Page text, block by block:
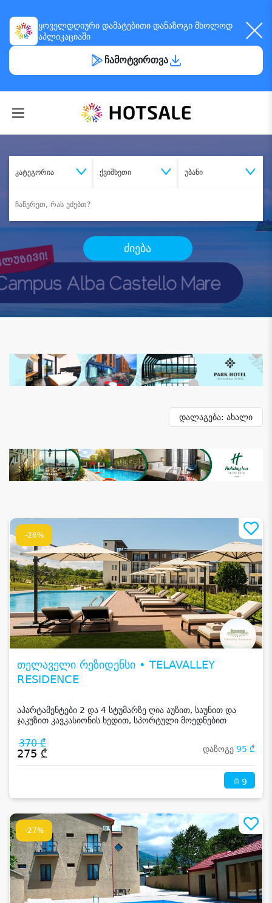
ყოველდღიური დამატებითი დანაზოგი მხოლოდ
აპლიკაციაში
ჩამოტვირთვა
კატეგორია ქვიშხეთი უბანი
ძიება
დალაგება: ახალი
-26%
თელაველი რეზიდენსი • TELAVALLEY
RESIDENCE
აპარტამენტები 2 და 4 სტუმარზე ღია აუზით, საუნით და
ჯაკუზით კავკასიონის ხედით, სპორტული მოედნებით
370 ₾
275 ₾ დაზოგე 95 ₾
9
-27%